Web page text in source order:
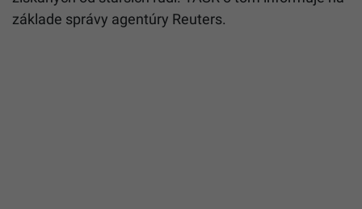
základe správy agentúry Reuters.